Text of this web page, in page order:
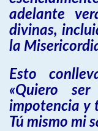
adelante
divinas,
la
Esto
«Quiero
impotencia y
Tú mismo mi